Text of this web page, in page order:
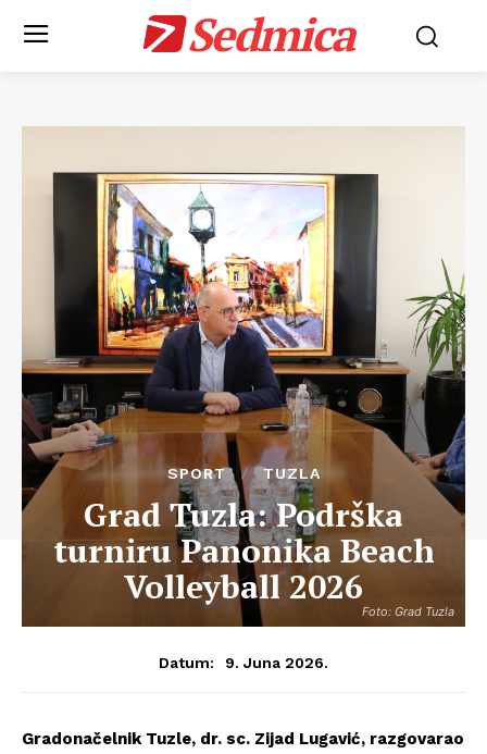
Sedmica
Foto: Grad Tuzla
SPORT TUZLA
Grad Tuzla: Podrška
turniru Panonika Beach
Volleyball 2026
Datum: 9. Juna 2026.
Gradonačelnik Tuzle, dr. sc. Zijad Lugavić, razgovarao